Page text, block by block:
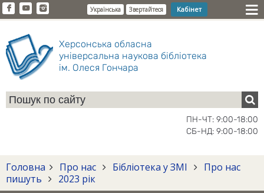
Українська Звертайтеся Кабінет
Херсонська обласна
універсальна наукова бібліотека
ім. Олеся Гончара
ПН-ЧТ: 9:00-18:00
СБ-НД: 9:00-18:00
Головна Про нас Бібліотека у ЗМІ
Про нас
пишуть
2023 рік